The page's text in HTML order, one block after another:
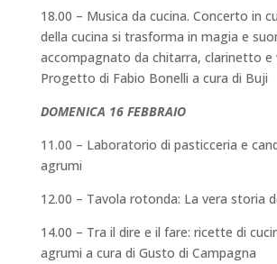
18.00 – Musica da cucina. Concerto in
della cucina si trasforma in magia e
accompagnato da chitarra, clarinetto e
Progetto di Fabio Bonelli a cura di Buji
DOMENICA 16 FEBBRAIO
11.00 – Laboratorio di pasticceria e
agrumi
12.00 – Tavola rotonda: La vera storia
14.00 – Tra il dire e il fare: ricette di
agrumi a cura di Gusto di Campagna